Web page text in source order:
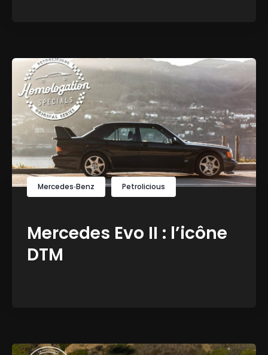
Mercedes‑Benz Petrolicious
Mercedes Evo II : l’icône
DTM